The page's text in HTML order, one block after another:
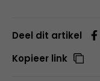
Deel dit artikel
Kopieer link